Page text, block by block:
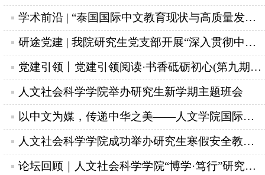
学术前沿 | “泰国国际中文教育现状与高质量发展座谈会”在我院成功举办
研途党建 | 我院研究生党支部开展“深入贯彻中央八项规定精神学习教育”...
党建引领丨党建引领阅读·书香砥砺初心(第九期)：品读《雷锋日记》
人文社会科学学院举办研究生新学期主题班会
以中文为媒，传递中华之美——人文学院国际中文硕士研究生焦阳赴苏里南实习
人文社会科学学院成功举办研究生寒假安全教育班会
论坛回顾｜人文社会科学学院“博学·笃行”研究生学术论坛分享会（第五...